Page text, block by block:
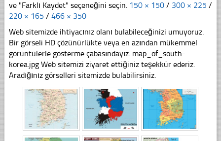
ve "Farklı Kaydet" seçeneğini seçin. 150 × 150 / 300 × 225 /
220 × 165 / 466 × 350
Web sitemizde ihtiyacınız olanı bulabileceğinizi umuyoruz.
Bir görseli HD çözünürlükte veya en azından mükemmel
görüntülerle gösterme çabasındayız. map_of_south-
korea.jpg Web sitemizi ziyaret ettiğiniz teşekkür ederiz.
Aradığınız görselleri sitemizde bulabilirsiniz.